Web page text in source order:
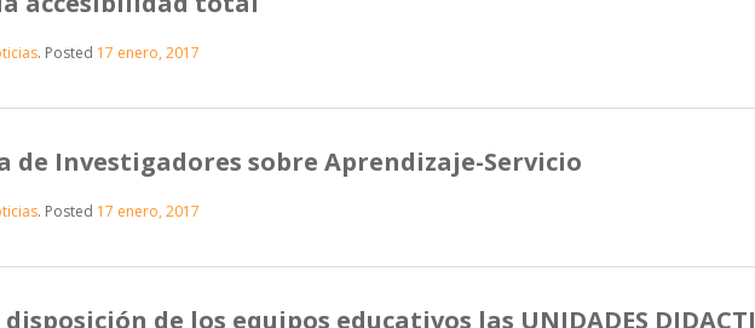
. Posted 17 enero, 2017
de Investigadores sobre Aprendizaje-Servicio
. Posted 17 enero, 2017
disposición de los equipos educativos las UNIDADES